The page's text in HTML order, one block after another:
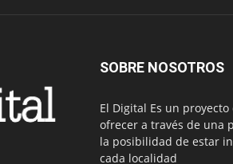
SOBRE NOSOTROS
El Digital Es un
ofrecer a través de una
la posibilidad de estar
cada localidad